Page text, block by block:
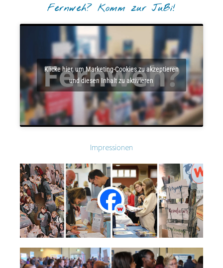
Fernweh? Komm zur JuBi!
Klicke hier, um Marketing-Cookies zu akzeptieren
und diesen Inhalt zu aktivieren
Impressionen